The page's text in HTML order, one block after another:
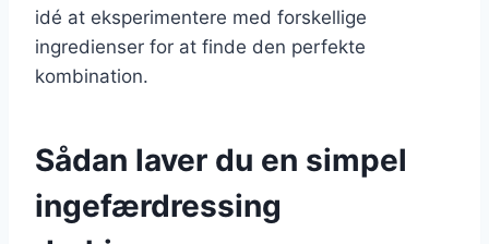
idé at eksperimentere med forskellige
ingredienser for at finde den perfekte
kombination.
Sådan laver du en simpel
ingefærdressing